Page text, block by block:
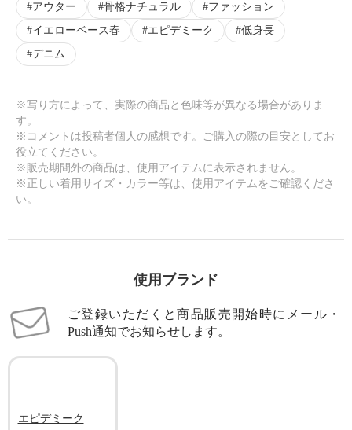
アウター
骨格ナチュラル
ファッション
イエローベース春
エピデミーク
低身長
デニム
※写り方によって、実際の商品と色味等が異なる場合がありま
す。
※コメントは投稿者個人の感想です。ご購入の際の目安としてお
役立てください。
※販売期間外の商品は、使用アイテムに表示されません。
※正しい着用サイズ・カラー等は、使用アイテムをご確認くださ
い。
使用ブランド
ご登録いただくと商品販売開始時にメール・
Push通知でお知らせします。
エピデミーク